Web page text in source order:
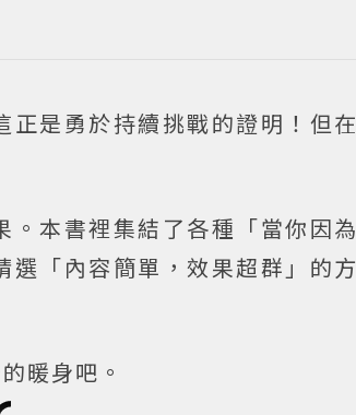
是勇於持續挑戰的證明！但
本書裡集結了各種「當你因
「內容簡單，效果超群」的
暖身吧。